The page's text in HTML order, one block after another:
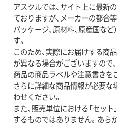
アスクルでは、サイト上に最新
ておりますが、メーカーの都合等
パッケージ、原材料、原産国な
す。
このため、実際にお届けする商
が異なる場合がございますので
商品の商品ラベルや注意書きを
さらに詳細な商品情報が必要な
わせください。
また、販売単位における「セッ
するものではありません。あら